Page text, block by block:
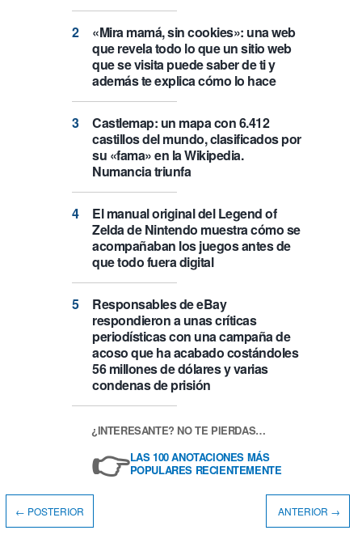
«Mira mamá, sin cookies»: una web
que revela todo lo que un sitio web
que se visita puede saber de ti y
además te explica cómo lo hace
Castlemap: un mapa con 6.412
castillos del mundo, clasificados por
su «fama» en la Wikipedia.
Numancia triunfa
El manual original del Legend of
Zelda de Nintendo muestra cómo se
acompañaban los juegos antes de
que todo fuera digital
Responsables de eBay
respondieron a unas críticas
periodísticas con una campaña de
acoso que ha acabado costándoles
56 millones de dólares y varias
condenas de prisión
¿INTERESANTE? NO TE PIERDAS…
👉LAS 100 ANOTACIONES MÁS
POPULARES RECIENTEMENTE
← POSTERIOR ANTERIOR →